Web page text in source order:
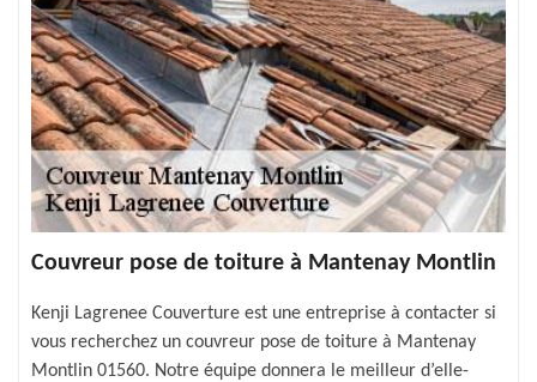
Couvreur pose de toiture à Mantenay Montlin
Kenji Lagrenee Couverture est une entreprise à contacter si
vous recherchez un couvreur pose de toiture à Mantenay
Montlin 01560. Notre équipe donnera le meilleur d’elle-